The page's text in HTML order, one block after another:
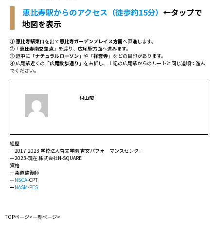
恵比寿駅からのアクセス（徒歩約15分） ←タップで
地図を表示
① 恵比寿駅東口を出て恵比寿ガーデンプレイス方面へ直進します。
②「恵比寿南交差点 」を渡り、広尾駅方面へ進みます。
③ 道中に「ナチュラルローソン 」や「祥雲寺 」などの目印があります。
④ 広尾駅近くの「広尾散歩通り 」を右折し、上記の広尾駅からのルートと同じ道順で進ん
でください。
村山駿
経歴
ー2017-2023 学校法人杏文学園 杏文パフォーマンスセンター
ー2023-現在 株式会社N-SQUARE
資格
ー柔道整復師
ーNSCA-CPT
ーNASM-PES
TOPページ>一覧ページ>